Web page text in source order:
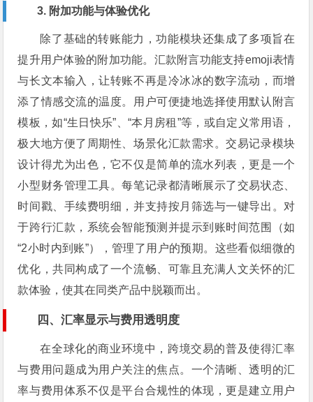
3. 附加功能与体验优化
除了基础的转账能力，功能模块还集成了多项旨在
提升用户体验的附加功能。汇款附言功能支持emoji表情
与长文本输入，让转账不再是冷冰冰的数字流动，而增
添了情感交流的温度。用户可便捷地选择使用默认附言
模板，如“生日快乐”、“本月房租”等，或自定义常用语，
极大地方便了周期性、场景化汇款需求。交易记录模块
设计得尤为出色，它不仅是简单的流水列表，更是一个
小型财务管理工具。每笔记录都清晰展示了交易状态、
时间戳、手续费明细，并支持按月筛选与一键导出。对
于跨行汇款，系统会智能预测并提示到账时间范围（如
“2小时内到账”），管理了用户的预期。这些看似细微的
优化，共同构成了一个流畅、可靠且充满人文关怀的汇
款体验，使其在同类产品中脱颖而出。
四、汇率显示与费用透明度
在全球化的商业环境中，跨境交易的普及使得汇率
与费用问题成为用户关注的焦点。一个清晰、透明的汇
率与费用体系不仅是平台合规性的体现，更是建立用户